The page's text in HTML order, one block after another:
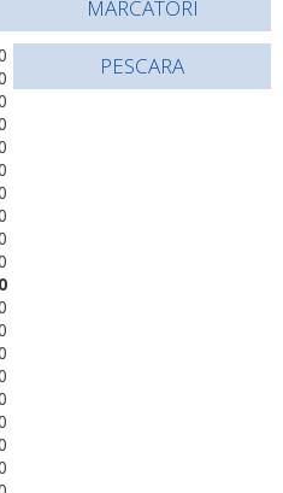
0
MARCATORI
PESCARA